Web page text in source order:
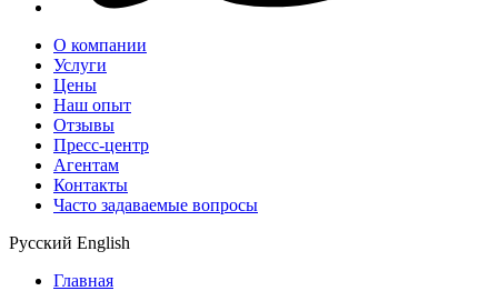
О компании
Услуги
Цены
Наш опыт
Отзывы
Пресс-центр
Агентам
Контакты
Часто задаваемые вопросы
Русский English
Главная